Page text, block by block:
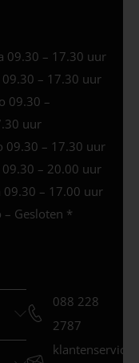
09.30 – 17.30 uur
09.30 – 17.30 uur
09.30 –
uur
09.30 – 17.30 uur
09.30 – 20.00 uur
09.30 – 17.00 uur
– Gesloten *
088 228
2787